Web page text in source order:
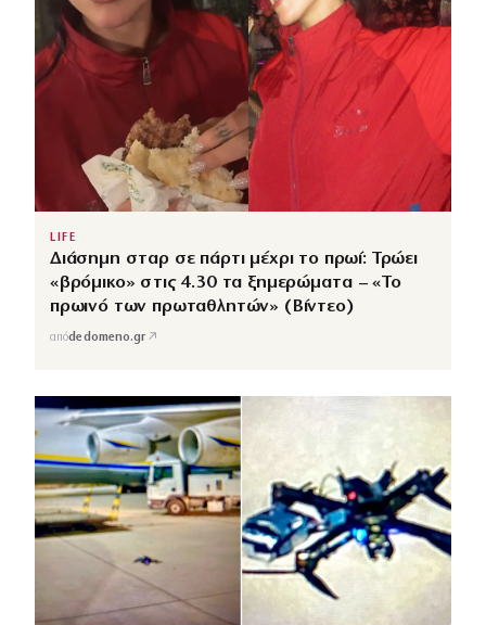
LIFE
Διάσημη σταρ σε πάρτι μέχρι το πρωί: Τρώει
«βρόμικο» στις 4.30 τα ξημερώματα – «Το
πρωινό των πρωταθλητών» (Βίντεο)
απόdedomeno.gr ↗